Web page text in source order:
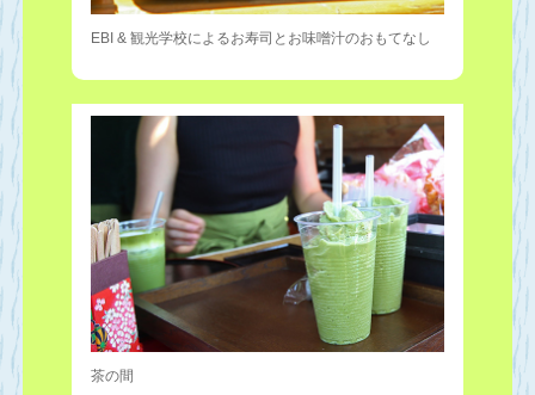
EBI & 観光学校によるお寿司とお味噌汁のおもてなし
茶の間